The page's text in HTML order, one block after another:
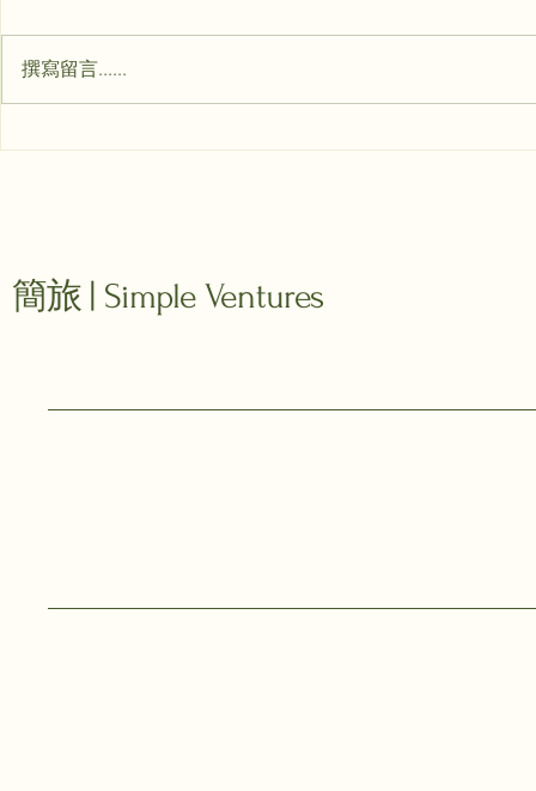
略的對象。日復一日的久坐、長時
間盯著螢幕、不良的飲食與作息，
撰寫留言......
簡旅 | Simple Ventures